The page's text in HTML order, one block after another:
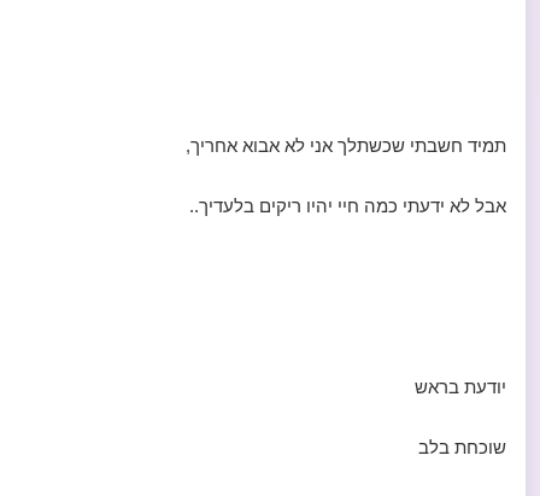
תמיד חשבתי שכשתלך אני לא אבוא אחריך,
אבל לא ידעתי כמה חיי יהיו ריקים בלעדיך..
יודעת בראש
שוכחת בלב